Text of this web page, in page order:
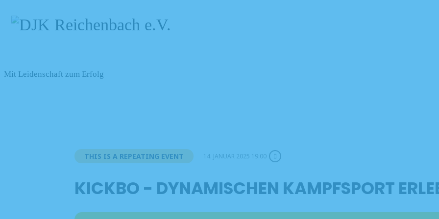
Mit Leidenschaft zum Erfolg
THIS IS A REPEATING EVENT 14. JANUAR 2025 19:00
KICKBO - DYNAMISCHEN KAMPFSPORT